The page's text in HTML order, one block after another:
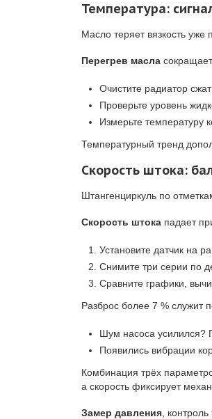
Температура:
Масло теряет вязкость уже
Перегрев масла
Очистите радиатор
Проверьте уровень
Измерьте температуру
Температурный тренд
Скорость штока:
Штангенциркуль по
Скорость штока падает
Установите датчик на
Снимите три серии по
Сравните графики,
Разброс более 7 % служит
Шум насоса усилился?
Появились вибрации
Комбинация трёх
а скорость фиксирует
Замер давления ,